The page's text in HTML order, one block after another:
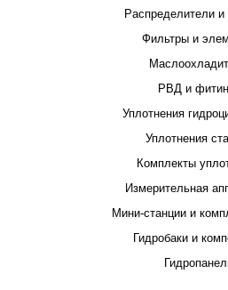
Распределители
Фильтры и
РВД и
Уплотнения
Уплотнения
Комплекты
Измерительная
Мини-станции и
Гидробаки и